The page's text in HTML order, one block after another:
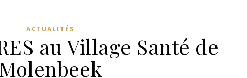
ACTUALITÉS
au Village Santé de